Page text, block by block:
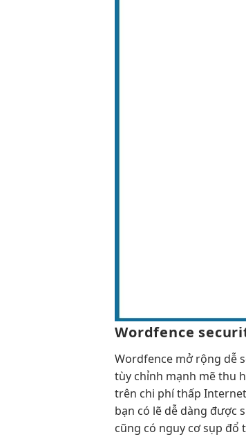
Wordfence
Wordfence mở rộng dễ
tùy chỉnh mạnh mẽthu
trên chi phí thấp
bạn có lẽ dễ dàng được
cũng có nguy cơ sụp đổ